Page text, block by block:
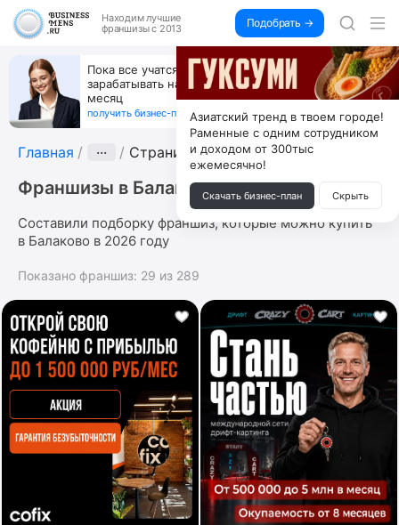
Находим лучшие
франшизы с 2013
Подобрать →
Пока все учатся пользоваться ИИ, вы можете
зарабатывать на их обучении по 500 тыс. каждый
месяц
получить бизнес-план ↓
Главная ··· Страница 4
Франшизы в Балаково
Составили подборку франшиз, которые можно купить
в Балаково в 2026 году
Показано франшиз: 29 из 289
Азиатский тренд в твоем городе!
Раменные с одним сотрудником
и доходом от 300тыс
ежемесячно!
Скачать бизнес-план Скрыть